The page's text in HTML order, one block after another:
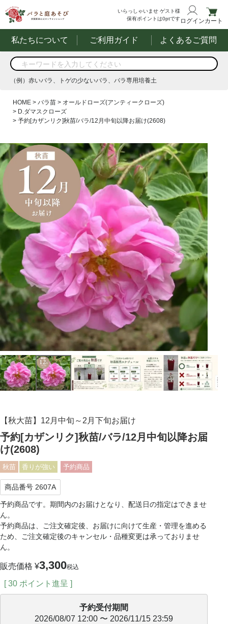
いらっしゃいませ ゲスト様
保有ポイントは0ptですログインカート
私たちについて ご利用ガイド よくあるご質問
商品を検索
する
（例）赤いバラ、トゲの少ないバラ、バラ専用培養土
（例）赤いバラ、トゲの少ないバラ、バラ専用培養土
HOME バラ苗
オールドローズ(アンティークローズ)
D.ダマスクローズ
予約[カザンリク]秋苗/バラ/12月中旬以降お届け(2608)
【秋大苗】12月中旬～2月下旬お届け
予約[カザンリク]秋苗/バラ/12月中旬以降お届
け(2608)
秋苗 香りが強い 予約商品
商品番号 2607A
予約商品です。期間内のお届けとなり、配送日の指定はできませ
ん。
予約商品は、ご注文確定後、お届けに向けて生産・管理を進める
ため、ご注文確定後のキャンセル・品種変更は承っておりませ
ん。
販売価格 ¥3,300税込
[ 30 ポイント進呈 ]
予約受付期間
2026/08/07 12:00 〜 2026/11/15 23:59